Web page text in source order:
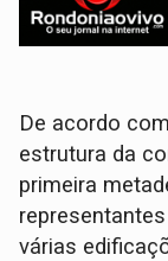
De acordo
estrutura da
primeira
várias